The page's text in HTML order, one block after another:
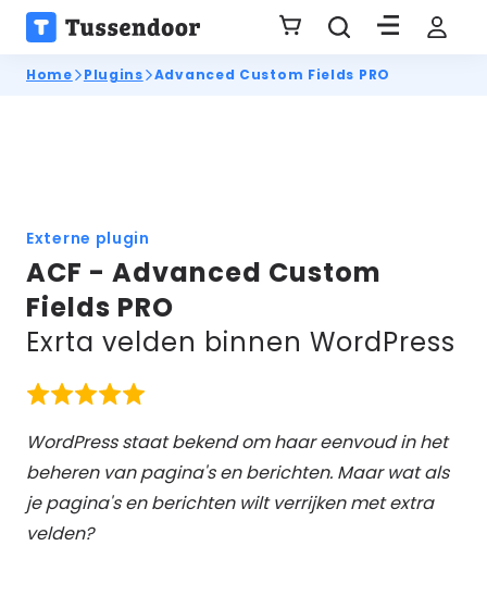
Home Plugins Advanced Custom Fields PRO
Externe plugin
ACF - Advanced Custom
Fields PRO
Exrta velden binnen WordPress
WordPress staat bekend om haar eenvoud in het
beheren van pagina's en berichten. Maar wat als
je pagina's en berichten wilt verrijken met extra
velden?